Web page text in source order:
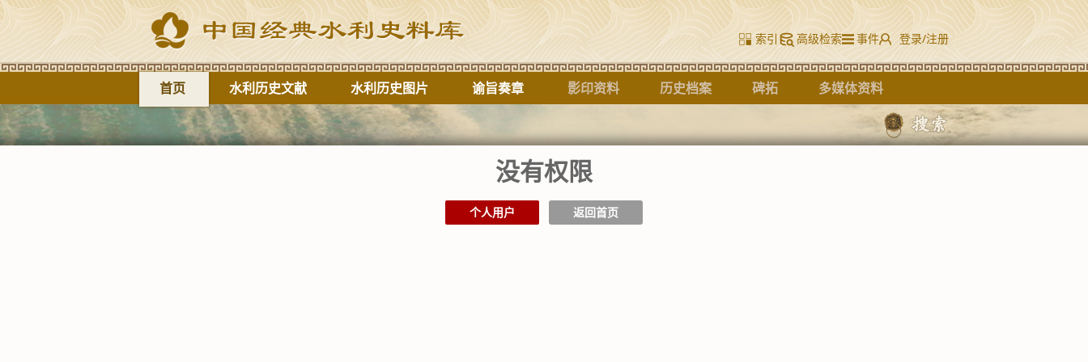
索引 高级检索 事件 登录/注册
首页 水利历史文献 水利历史图片 谕旨奏章 影印资料 历史档案 碑拓 多媒体资料
没有权限
个人用户 返回首页